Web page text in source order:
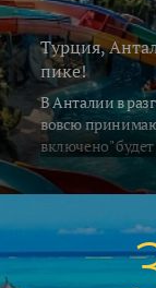
Турция,
пике!
В Анталии в
вовсю
включено" будет
за неделю,
воздух в это
южных
градус